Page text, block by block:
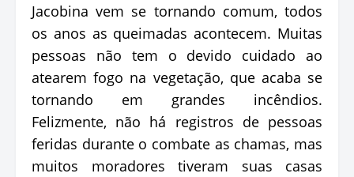
Jacobina vem se tornando comum, todos
os anos as queimadas acontecem. Muitas
pessoas não tem o devido cuidado ao
atearem fogo na vegetação, que acaba se
tornando em grandes incêndios.
Felizmente, não há registros de pessoas
feridas durante o combate as chamas, mas
muitos moradores tiveram suas casas